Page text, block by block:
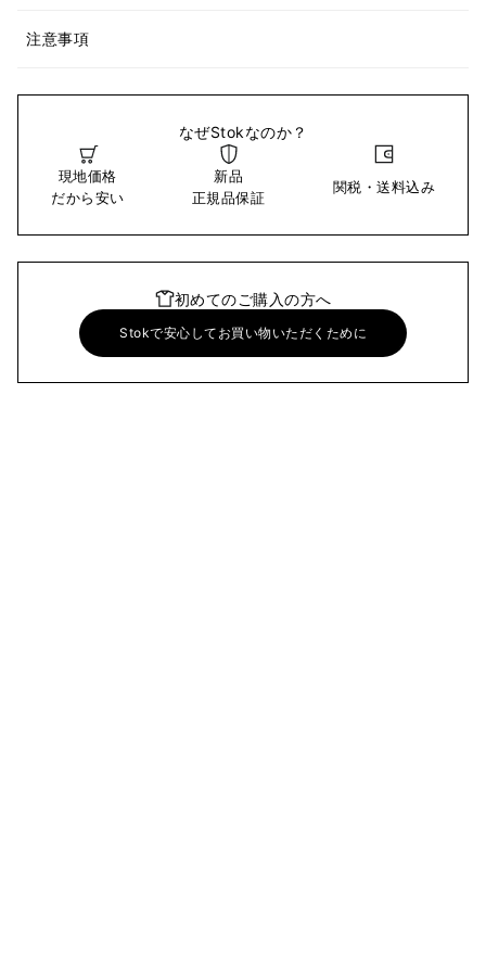
注意事項
なぜStokなのか？
現地価格
だから安い
新品
正規品保証
関税・送料込み
初めてのご購入の方へ
Stokで安心してお買い物いただくために